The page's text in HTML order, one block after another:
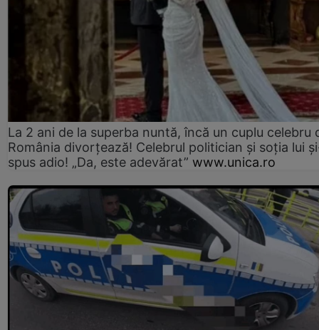
La 2 ani de la superba nuntă, încă un cuplu celebru
România divorțează! Celebrul politician și soția lui
spus adio! „Da, este adevărat” www.unica.ro